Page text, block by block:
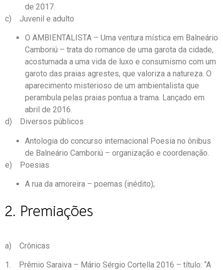
de 2017.
c) Juvenil e adulto
O AMBIENTALISTA – Uma ventura mística em Balneário
Camboriú – trata do romance de uma garota da cidade,
acostumada a uma vida de luxo e consumismo com um
garoto das praias agrestes, que valoriza a natureza. O
aparecimento misterioso de um ambientalista que
perambula pelas praias pontua a trama. Lançado em
abril de 2016.
d) Diversos públicos
Antologia do concurso internacional Poesia no ônibus
de Balneário Camboriú – organização e coordenação.
e) Poesias
A rua da amoreira – poemas (inédito);
2. Premiações
a) Crônicas
1. Prêmio Saraiva – Mário Sérgio Cortella 2016 – título: “A